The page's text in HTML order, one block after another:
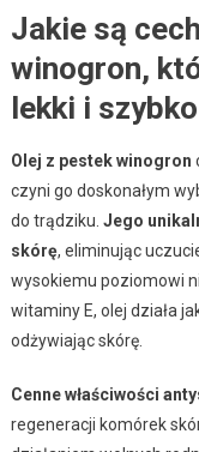
Jakie są
winogron,
lekki i
Olej z pestek winogron
czyni go doskonałym
do trądziku. Jego
skórę, eliminując
wysokiemu poziomowi
witaminy E, olej działa
odżywiając skórę.
Cenne właściwości
regeneracji komórek